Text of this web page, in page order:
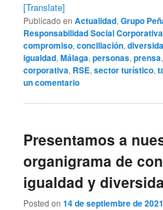
[Translate]
Publicado en Actualidad,Grupo
Responsabilidad Social Corporativa
compromiso,conciliación,
igualdad,Málaga,personas,prensa
corporativa, RSE,sector turístico,
un comentario
Presentamos a
organigrama de
igualdad y
Posted on14 de septiembre de 2021